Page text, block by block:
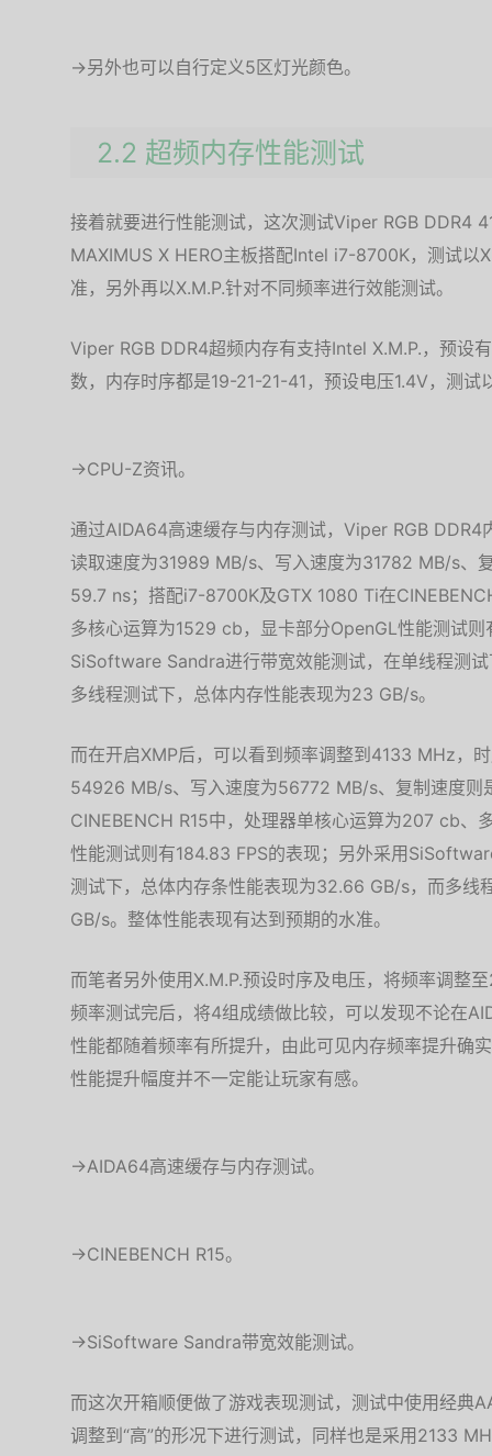
→另外也可以自行定义5区灯光颜色。
2.2 超频内存性能测试
接着就要进行性能测试，这次测试Viper RGB DDR4
MAXIMUS X HERO主板搭配Intel i7-8700K，测试以
准，另外再以X.M.P.针对不同频率进行效能测试。
Viper RGB DDR4超频内存有支持Intel X.M.P.，预设
数，内存时序都是19-21-21-41，预设电压1.4V，测
→CPU-Z资讯。
通过AIDA64高速缓存与内存测试，Viper RGB
读取速度为31989 MB/s、写入速度为31782 MB/s、
59.7 ns；搭配i7-8700K及GTX 1080 Ti在
多核心运算为1529 cb，显卡部分OpenGL性能测试
SiSoftware Sandra进行带宽效能测试，在单线程测
多线程测试下，总体内存性能表现为23 GB/s。
而在开启XMP后，可以看到频率调整到4133 MHz，
54926 MB/s、写入速度为56772 MB/s、复制速度
CINEBENCH R15中，处理器单核心运算为207 cb、
性能测试则有184.83 FPS的表现；另外采用
测试下，总体内存条性能表现为32.66 GB/s，而多线
GB/s。整体性能表现有达到预期的水准。
而笔者另外使用X.M.P.预设时序及电压，将频率调
频率测试完后，将4组成绩做比较，可以发现不论在
性能都随着频率有所提升，由此可见内存频率提升确
性能提升幅度并不一定能让玩家有感。
→AIDA64高速缓存与内存测试。
→CINEBENCH R15。
→SiSoftware Sandra带宽效能测试。
而这次开箱顺便做了游戏表现测试，测试中使用经典
调整到“高”的形况下进行测试，同样也是采用2133